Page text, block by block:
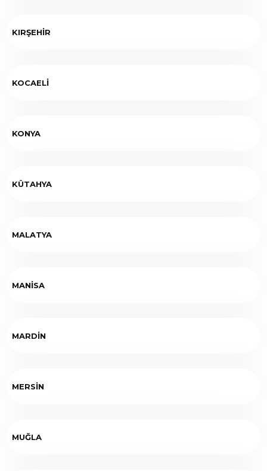
KIRŞEHİR
KOCAELİ
KONYA
KÜTAHYA
MALATYA
MANİSA
MARDİN
MERSİN
MUĞLA